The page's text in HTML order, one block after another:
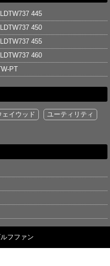
445
450
455
460
PT
ェイウッド
ユーティリティ
フファン